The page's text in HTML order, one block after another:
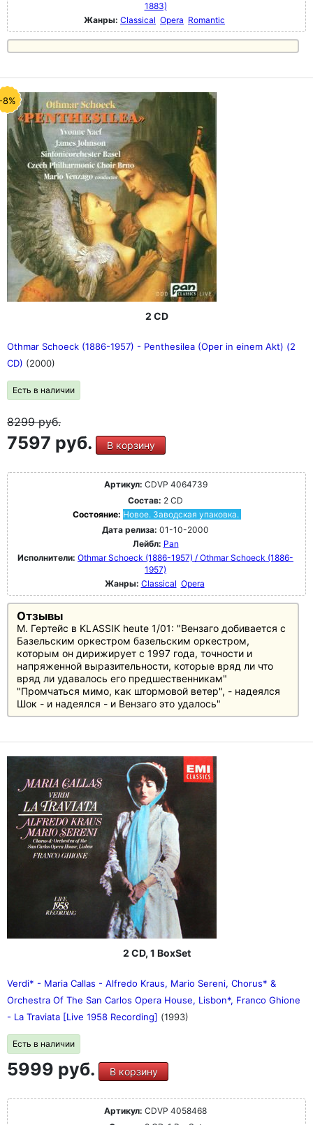
1883)
Жанры: Classical Opera Romantic
8%
2 CD
Othmar Schoeck (1886-1957) - Penthesilea (Oper in einem Akt) (2
CD) (2000)
Есть в наличии
8299руб.
7597 руб. В корзину
Артикул: CDVP 4064739
Состав: 2 CD
Состояние: Новое. Заводская упаковка.
Дата релиза: 01-10-2000
Лейбл: Pan
Исполнители: Othmar Schoeck (1886-1957) / Othmar Schoeck (1886-
1957)
Жанры: Classical Opera
Отзывы
М. Гертейс в KLASSIK heute 1/01: "Вензаго добивается с
Базельским оркестром базельским оркестром,
которым он дирижирует с 1997 года, точности и
напряженной выразительности, которые вряд ли что
вряд ли удавалось его предшественникам"
"Промчаться мимо, как штормовой ветер", - надеялся
Шок - и надеялся - и Вензаго это удалось"
2 CD, 1 BoxSet
Verdi* - Maria Callas - Alfredo Kraus, Mario Sereni, Chorus* &
Orchestra Of The San Carlos Opera House, Lisbon*, Franco Ghione
- La Traviata [Live 1958 Recording] (1993)
Есть в наличии
5999 руб. В корзину
Артикул: CDVP 4058468